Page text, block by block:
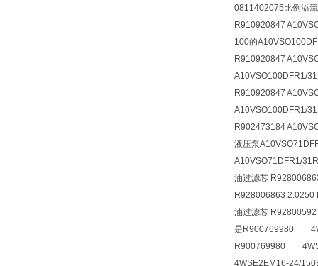
0811402075比例溢
R910920847
100的
R910920847
A10VSO100DFR1/
R910920847
A10VSO100DFR1/
R902473184
液压泵
A10VSO71DFR1/
油过滤芯
R928006863 2.0250
油过滤芯
是R900769980
R900769980
4WSE2EM16-24/